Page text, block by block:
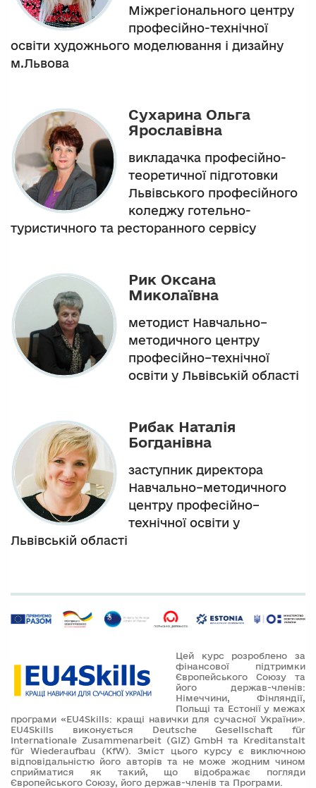
Міжрегіонального центру
професійно-технічної
освіти художнього моделювання і дизайну
м.Львова
Сухарина Ольга
Ярославівна
викладачка професійно-
теоретичної підготовки
Львівського професійного
коледжу готельно-
туристичного та ресторанного сервісу
Рик Оксана
Миколаївна
методист Навчально–
методичного центру
професійно–технічної
освіти у Львівській області
Рибак Наталія
Богданівна
заступник директора
Навчально–методичного
центру професійно–
технічної освіти у
Львівській області
Цей курс розроблено за
фінансової підтримки
Європейського Союзу та
його держав-членів:
Німеччини, Фінляндії,
Польщі та Естонії у межах
програми «EU4Skills: кращі навички для сучасної України».
EU4Skills виконується Deutsche Gesellschaft für
Internationale Zusammenarbeit (GIZ) GmbH та Kreditanstalt
für Wiederaufbau (KfW). Зміст цього курсу є виключною
відповідальністю його авторів та не може жодним чином
сприйматися як такий, що відображає погляди
Європейського Союзу, його держав-членів та Програми.